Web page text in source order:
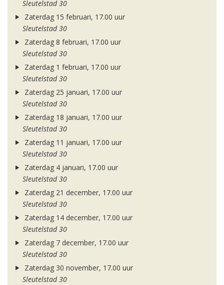
Sleutelstad 30
Zaterdag 15 februari, 17.00 uur
Sleutelstad 30
Zaterdag 8 februari, 17.00 uur
Sleutelstad 30
Zaterdag 1 februari, 17.00 uur
Sleutelstad 30
Zaterdag 25 januari, 17.00 uur
Sleutelstad 30
Zaterdag 18 januari, 17.00 uur
Sleutelstad 30
Zaterdag 11 januari, 17.00 uur
Sleutelstad 30
Zaterdag 4 januari, 17.00 uur
Sleutelstad 30
Zaterdag 21 december, 17.00 uur
Sleutelstad 30
Zaterdag 14 december, 17.00 uur
Sleutelstad 30
Zaterdag 7 december, 17.00 uur
Sleutelstad 30
Zaterdag 30 november, 17.00 uur
Sleutelstad 30